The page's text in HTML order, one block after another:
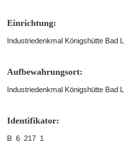
Einrichtung:
Industriedenkmal Königshütte Bad
Aufbewahrungsort:
Industriedenkmal Königshütte Bad
Identifikator:
B_6_217_1